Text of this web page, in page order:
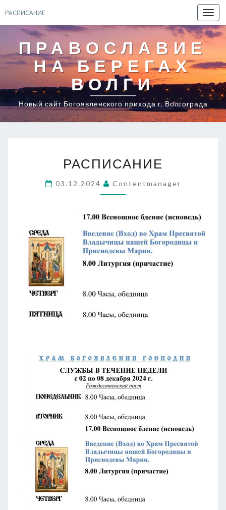
РАСПИСАНИЕ
ПРАВОСЛАВИЕ
НА БЕРЕГАХ
ВОЛГИ
Новый сайт Богоявленского прихода г. Волгограда
РАСПИСАНИЕ
03.12.2024 Contentmanager